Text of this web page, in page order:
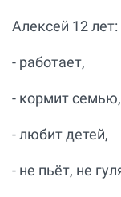
Алексей 12 лет:
- работает,
- кормит семью,
- любит детей,
- не пьёт, не